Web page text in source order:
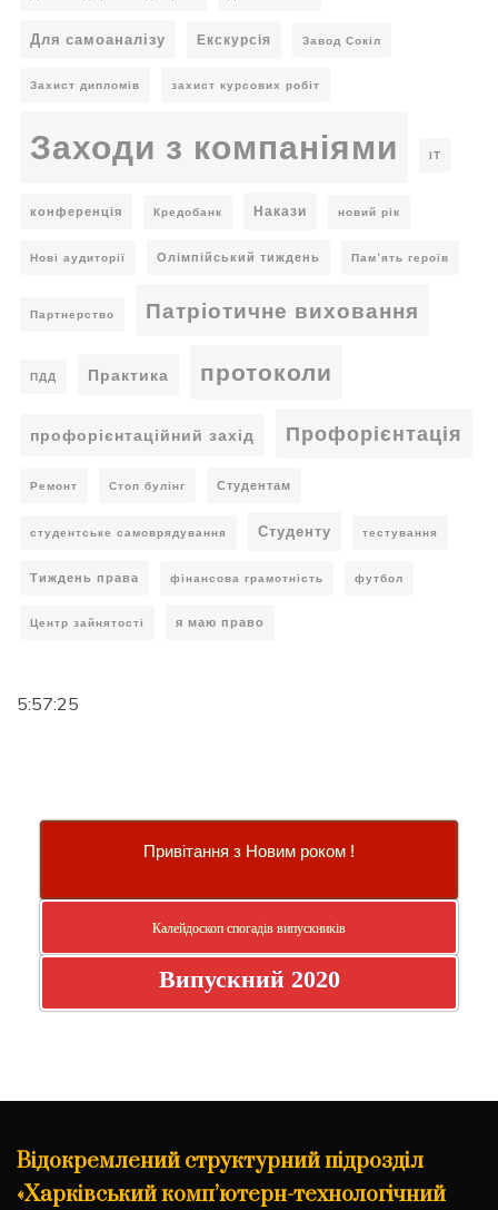
Для самоаналізу Екскурсія Завод Сокіл
Захист дипломів захист курсових робіт
Заходи з компаніями ІТ
конференція Кредобанк Накази новий рік
Нові аудиторії Олімпійський тиждень Пам’ять героїв
Партнерство Патріотичне виховання
ПДД Практика протоколи
профорієнтаційний захід Профорієнтація
Ремонт Стоп булінг Студентам
студентське самоврядування Студенту тестування
Тиждень права фінансова грамотність футбол
Центр зайнятості я маю право
5:57:26
Привітання з Новим роком !
Калейдоскоп спогадів випускників
Випускний 2020
Відокремлений структурний підрозділ
«Харківський комп’ютерн-технологічний